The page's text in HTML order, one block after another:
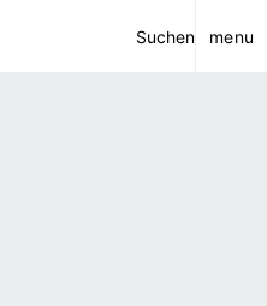
Suchen menu